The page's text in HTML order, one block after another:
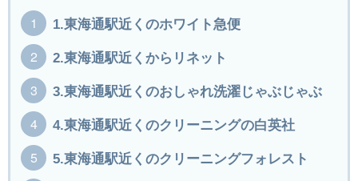
1.東海通駅近くのホワイト急便
2.東海通駅近くからリネット
3.東海通駅近くのおしゃれ洗濯じゃぶじゃぶ
4.東海通駅近くのクリーニングの白英社
5.東海通駅近くのクリーニングフォレスト